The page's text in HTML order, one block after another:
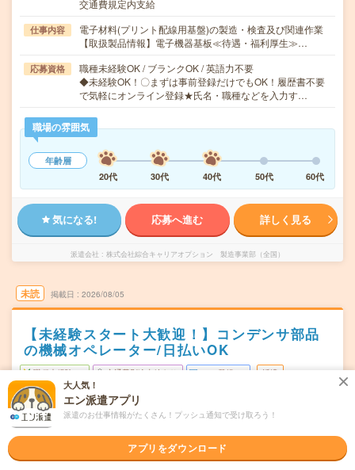
交通費規定内支給
仕事内容
電子材料(プリント配線用基盤)の製造・検査及び関連作業
【取扱製品情報】電子機器基板≪待遇・福利厚生≫…
応募資格
職種未経験OK / ブランクOK / 英語力不要
◆未経験OK！〇まずは事前登録だけでもOK！履歴書不要
で気軽にオンライン登録★氏名・職種などを入力す…
職場の雰囲気
年齢層
20代
30代 40代 50代 60代
気になる! 応募へ進む 詳しく見る
派遣会社 株式会社綜合キャリアオプション 製造事業部（全国）
未読 掲載日 2026/08/05
【未経験スタート大歓迎！】コンデンサ部品
の機械オペレーター/日払いOK
職種未経験OK 交通費別途支給あり WEB登録OK 派遣
勤務地
滋賀県草津市
南草津駅から徒歩10分
大人気！
エン派遣アプリ
派遣のお仕事情報がたくさん！プッシュ通知で受け取ろう！
アプリをダウンロード